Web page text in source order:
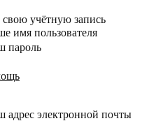
учётную запись
имя пользователя
пароль
адрес электронной почты